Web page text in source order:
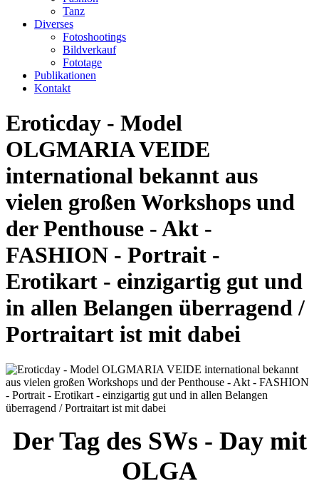
Tanz
Diverses
Fotoshootings
Bildverkauf
Fototage
Publikationen
Kontakt
Eroticday - Model
OLGMARIA VEIDE
international bekannt aus
vielen großen Workshops und
der Penthouse - Akt -
FASHION - Portrait -
Erotikart - einzigartig gut und
in allen Belangen überragend /
Portraitart ist mit dabei
Der Tag des SWs - Day mit
OLGA